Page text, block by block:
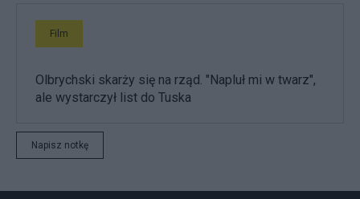
Film
Olbrychski skarży się na rząd. "Napluł mi w twarz",
ale wystarczył list do Tuska
Napisz notkę